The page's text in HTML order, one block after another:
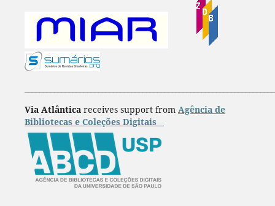
Via Atlânticareceives support from Agência de
Bibliotecas e Coleções Digitais